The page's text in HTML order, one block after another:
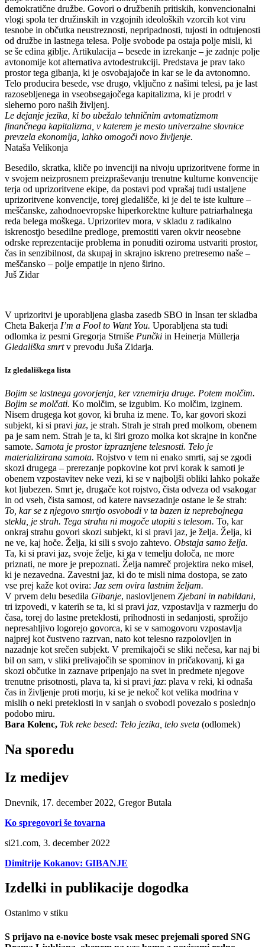
demokratične družbe. Govori o družbenih pritiskih, konvencionalni
vlogi spola ter družinskih in vzgojnih ideoloških vzorcih kot viru
tesnobe in občutka neustreznosti, nepripadnosti, tujosti in odtujenosti
od družbe in lastnega telesa. Polje svobode pa ostaja polje misli, ki
se še edina giblje. Artikulacija – besede in izrekanje – je zadnje polje
avtonomije kot alternativa avtodestrukciji. Predstava je prav tako
prostor tega gibanja, ki je osvobajajoče in kar se le da avtonomno.
Telo producira besede, vse drugo, vključno z našimi telesi, pa je last
razosebljenega in vseobsegajočega kapitalizma, ki je prodrl v
sleherno poro naših življenj.
Le dejanje jezika, ki bo ubežalo tehničnim avtomatizmom
finančnega kapitalizma, v katerem je mesto univerzalne slovnice
prevzela ekonomija, lahko omogoči novo življenje.
Nataša Velikonja
Besedilo, skratka, kliče po invenciji na nivoju uprizoritvene forme in
v svojem neizprosnem preizpraševanju trenutne kulturne konvencije
terja od uprizoritvene ekipe, da postavi pod vprašaj tudi ustaljene
uprizoritvene konvencije, torej gledališče, ki je del te iste kulture –
meščanske, zahodnoevropske hiperkorektne kulture patriarhalnega
reda belega moškega. Uprizoritev mora, v skladu z radikalno
iskrenostjo besedilne predloge, premostiti varen okvir neosebne
odrske reprezentacije problema in ponuditi oziroma ustvariti prostor,
čas in senzibilnost, da skupaj in skrajno iskreno pretresemo naše –
meščansko – polje empatije in njeno širino.
Juš Zidar
V uprizoritvi je uporabljena glasba zasedb SBO in Insan ter skladba
Cheta Bakerja Iʼm a Fool to Want You. Uporabljena sta tudi
odlomka iz pesmi Gregorja Strniše Punčki in Heinerja Müllerja
Gledališka smrtv prevodu Juša Zidarja.
Iz gledališkega lista
Bojim se lastnega govorjenja, ker vznemirja druge. Potem molčim.
Bojim se molčati. Ko molčim, se izgubim. Ko molčim, izginem.
Nisem drugega kot govor, ki bruha iz mene. To, kar govori skozi
subjekt, ki si pravi jaz, je strah. Strah je strah pred molkom, obenem
pa je sam nem. Strah je ta, ki širi grozo molka kot skrajne in končne
samote. Samota je prostor izpraznjene telesnosti. Telo je
materializirana samota. Rojstvo v tem ni enako smrti, saj se zgodi
skozi drugega – prerezanje popkovine kot prvi korak k samoti je
obenem vzpostavitev neke vezi, ki se v najboljši obliki lahko pokaže
kot ljubezen. Smrt je, drugače kot rojstvo, čista odveza od vsakogar
in od vseh, čista samost, od katere navsezadnje ostane le še strah:
To, kar se z njegovo smrtjo osvobodi v ta bazen iz neprebojnega
stekla, je strah. Tega strahu ni mogoče utopiti s telesom. To, kar
onkraj strahu govori skozi subjekt, ki si pravi jaz, je želja. Želja, ki
ne ve, kaj hoče. Želja, ki sili s svojo zahtevo. Obstaja samo želja.
Ta, ki si pravi jaz, svoje želje, ki ga v temelju določa, ne more
priznati, ne more je prepoznati. Želja namreč projektira neko misel,
ki je nezavedna. Zavestni jaz, ki do te misli nima dostopa, se zato
vse prej kaže kot ovira: Jaz sem ovira lastnim željam.
V prvem delu besedila Gibanje, naslovljenem Zjebani in nabildani,
tri izpovedi, v katerih se ta, ki si pravi jaz, vzpostavlja v razmerju do
časa, torej do lastne preteklosti, prihodnosti in sedanjosti, sprožijo
nepresahljivo logorejo govorca, ki se v samogovoru vzpostavlja
najprej kot čustveno razrvan, nato kot telesno razpolovljen in
nazadnje kot srečen subjekt. V premikajoči se sliki nečesa, kar naj bi
bil on sam, v sliki prelivajočih se spominov in pričakovanj, ki ga
skozi občutke in zaznave pripenjajo na svet in predmete njegove
trenutne prisotnosti, plava ta, ki si pravi jaz: plava v reki, ki odnaša
čas in življenje proti morju, ki se je nekoč kot velika modrina v
mislih o neki preteklosti in v sanjah o svobodi povezalo s poslednjo
podobo miru.
Bara Kolenc, Tok reke besed: Telo jezika, telo sveta (odlomek)
Na sporedu
Iz medijev
Dnevnik, 17. december 2022, Gregor Butala
Ko spregovori še tovarna
si21.com, 3. december 2022
Dimitrije Kokanov: GIBANJE
Izdelki in publikacije dogodka
Ostanimo v stiku
S prijavo na e-novice boste vsak mesec prejemali spored SNG